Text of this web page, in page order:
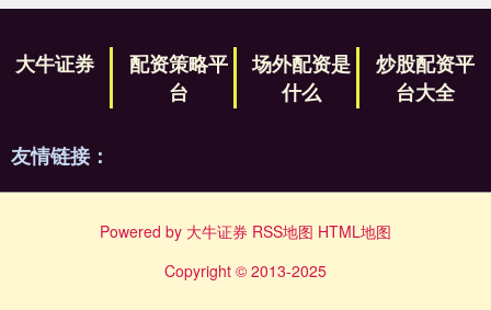
大牛证券
配资策略平
台
场外配资是
什么
炒股配资平
台大全
友情链接：
Powered by 大牛证券 RSS地图 HTML地图
Copyright © 2013-2025